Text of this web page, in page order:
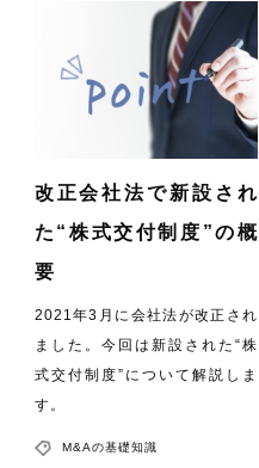
改正会社法で新設され
た“株式交付制度”の概
要
2021年3月に会社法が改正され
ました。今回は新設された“株
式交付制度”について解説しま
す。
M&Aの基礎知識